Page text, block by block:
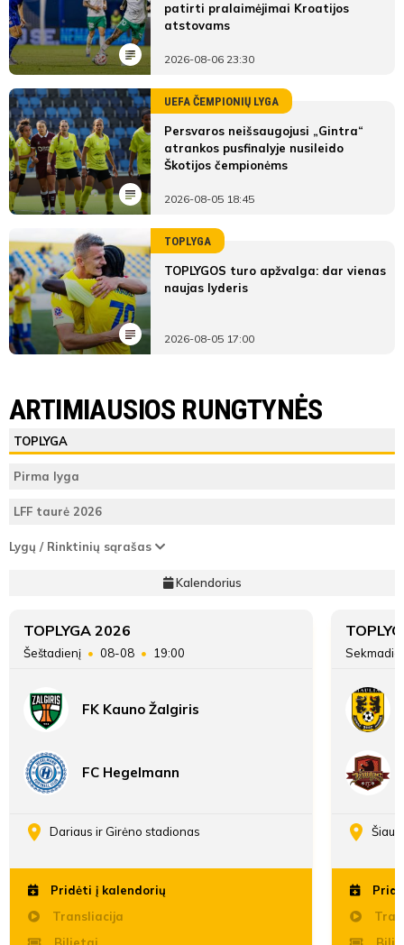
patirti pralaimėjimai Kroatijos
atstovams
2026-08-06 23:30
UEFA ČEMPIONIŲ LYGA
Persvaros neišsaugojusi „Gintra“
atrankos pusfinalyje nusileido
Škotijos čempionėms
2026-08-05 18:45
TOPLYGA
TOPLYGOS turo apžvalga: dar vienas
naujas lyderis
2026-08-05 17:00
ARTIMIAUSIOS RUNGTYNĖS
TOPLYGA
Pirma lyga
LFF taurė 2026
Lygų / Rinktinių sąrašas
Kalendorius
TOPLYGA 2026
Šeštadienį 08-08 19:00
FK Kauno Žalgiris
FC Hegelmann
Dariaus ir Girėno stadionas
Pridėti į kalendorių
Transliacija